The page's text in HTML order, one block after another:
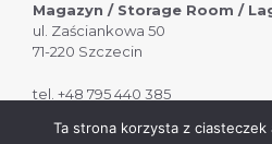
Magazyn / Storage Room /
ul. Zaściankowa 50
71-220 Szczecin
tel. +48 795 440 385
Ta strona korzysta z ciasteczek